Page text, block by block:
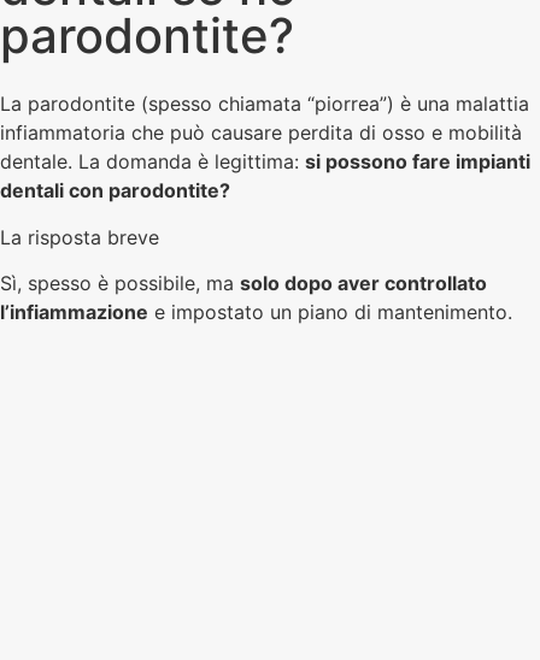
parodontite?
La parodontite (spesso chiamata “piorrea”) è una malattia
infiammatoria che può causare perdita di osso e mobilità
dentale. La domanda è legittima: si possono fare impianti
dentali con parodontite?
La risposta breve
Sì, spesso è possibile, ma solo dopo aver controllato
l’infiammazione e impostato un piano di mantenimento.